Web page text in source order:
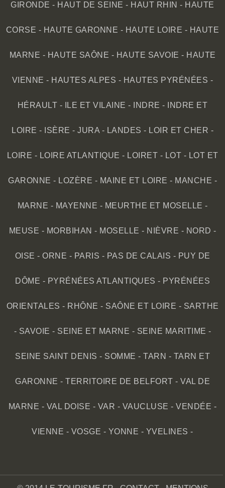
GIRONDE - HAUT DE SEINE - HAUT RHIN - HAUTE
CORSE - HAUTE GARONNE - HAUTE LOIRE - HAUTE
MARNE - HAUTE SAÔNE - HAUTE SAVOIE - HAUTE
VIENNE - HAUTES ALPES - HAUTES PYRÉNÉES -
HÉRAULT - ILE ET VILAINE - INDRE - INDRE ET
LOIRE - ISÈRE - JURA - LANDES - LOIR ET CHER -
LOIRE - LOIRE ATLANTIQUE - LOIRET - LOT - LOT ET
GARONNE - LOZÈRE - MAINE ET LOIRE - MANCHE -
MARNE - MAYENNE - MEURTHE ET MOSELLE -
MEUSE - MORBIHAN - MOSELLE - NIÈVRE - NORD -
OISE - ORNE - PARIS - PAS DE CALAIS - PUY DE
DÔME - PYRÉNÉES ATLANTIQUES - PYRÉNÉES
ORIENTALES - RHÔNE - SAÔNE ET LOIRE - SARTHE
- SAVOIE - SEINE ET MARNE - SEINE MARITIME -
SEINE SAINT DENIS - SOMME - TARN - TARN ET
GARONNE - TERRITOIRE DE BELFORT - VAL DE
MARNE - VAL DOISE - VAR - VAUCLUSE -VENDÉE -
VIENNE - VOSGE - YONNE - YVELINES -